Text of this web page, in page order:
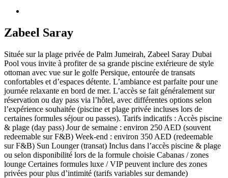
Zabeel Saray
Située sur la plage privée de Palm Jumeirah, Zabeel Saray Dubai
Pool vous invite à profiter de sa grande piscine extérieure de style
ottoman avec vue sur le golfe Persique, entourée de transats
confortables et d’espaces détente. L’ambiance est parfaite pour une
journée relaxante en bord de mer. L’accès se fait généralement sur
réservation ou day pass via l’hôtel, avec différentes options selon
l’expérience souhaitée (piscine et plage privée incluses lors de
certaines formules séjour ou passes). Tarifs indicatifs : Accès piscine
& plage (day pass) Jour de semaine : environ 250 AED (souvent
redeemable sur F&B) Week-end : environ 350 AED (redeemable
sur F&B) Sun Lounger (transat) Inclus dans l’accès piscine & plage
ou selon disponibilité lors de la formule choisie Cabanas / zones
lounge Certaines formules luxe / VIP peuvent inclure des zones
privées pour plus d’intimité (tarifs variables sur demande)